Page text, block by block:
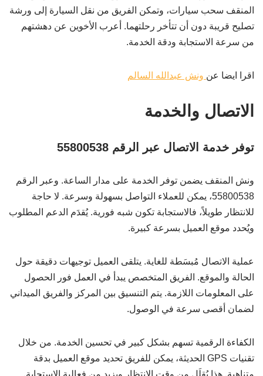
المنقف سحب سيارات، وتمكن الفريق من نقل السيارة إلى ورشة
تصليح قريبة دون أن تتأخر رحلتهما. أعرب الأخوين عن دهشتهم
من سرعة الاستجابة ودقة الخدمة.
اقرا ايضا عن ونش عبدالله السالم
الاتصال والخدمة
توفر خدمة الاتصال عبر الرقم 55800538
ونش المنقف يضمن توفر الخدمة على مدار الساعة. وعبر الرقم
55800538، يمكن للعملاء التواصل بسهولة وسرعة. لا حاجة
للانتظار طويلاً، فالاستجابة تكون شبه فورية. يُقدَم الدعم المطلوب
ويُحدد موقع العميل بسرعة كبيرة.
عملية الاتصال مُبسَطة للغاية. يتلقى العميل توجيهات دقيقة حول
الحالة والموقع. الفريق المتخصص يبدأ في العمل فور الحصول
على المعلومات اللازمة. يتم التنسيق بين المركز والفريق الميداني
لضمان أقصى سرعة في الوصول.
الكفاءة الرقمية تسهم بشكل كبير في تحسين الخدمة. من خلال
تقنيات GPS الحديثة، يمكن للفريق تحديد موقع العميل بدقة